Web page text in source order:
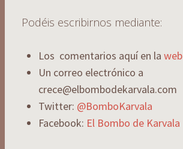
Podéis escribirnos mediante:
Los comentarios aquí en la web
Un correo electrónico a
crece@elbombodekarvala.com
Twitter: @BomboKarvala
Facebook: El Bombo de Karvala